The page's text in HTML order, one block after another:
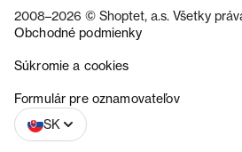
2008–2026 © Shoptet, a.s. Všetky
Obchodné podmienky
Súkromie a cookies
Formulár pre oznamovateľov
SK